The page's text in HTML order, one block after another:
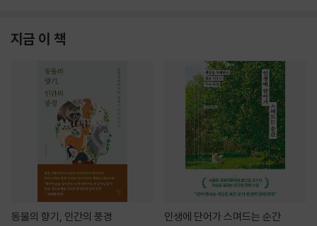
지금 이 책
동물의 향기, 인간의 풍경 인생에 단어가 스며드는 순간